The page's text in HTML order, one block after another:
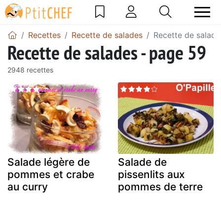
Recettes Recette de salades Recette de
Recette de salades - page 59
2948 recettes
Salade légère de
pommes et crabe
au curry
Salade de
pissenlits aux
pommes de terre